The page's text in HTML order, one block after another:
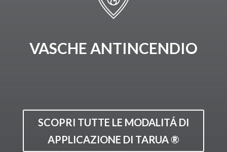
VASCHE ANTINCENDIO
SCOPRI TUTTE LE MODALITÁ DI
APPLICAZIONE DI TARUA ®